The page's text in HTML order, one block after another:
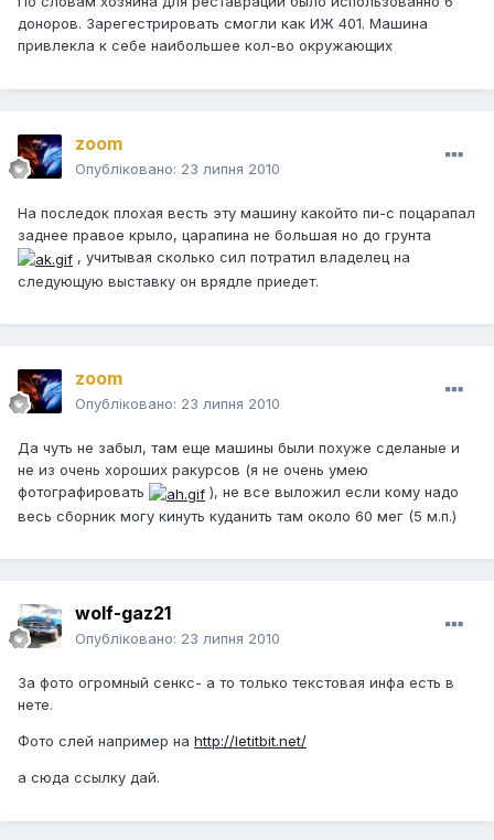
доноров. Зарегестрировать смогли как ИЖ 401. Машина
привлекла к себе наибольшее кол-во окружающих
zoom
Опубліковано: 23 липня 2010
На последок плохая весть эту машину какойто пи-с поцарапал
заднее правое крыло, царапина не большая но до грунта
, учитывая сколько сил потратил владелец на
следующую выставку он врядле приедет.
zoom
Опубліковано: 23 липня 2010
Да чуть не забыл, там еще машины были похуже сделаные и
не из очень хороших ракурсов (я не очень умею
фотографировать
), не все выложил если кому надо
весь сборник могу кинуть куданить там около 60 мег (5 м.п.)
wolf-gaz21
Опубліковано: 23 липня 2010
За фото огромный сенкс- а то только текстовая инфа есть в
нете.
Фото слей например на http://letitbit.net/
а сюда ссылку дай.